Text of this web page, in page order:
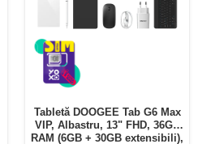
Tabletă DOOGEE Tab G6 Max
VIP, Albastru, 13" FHD, 36GB
RAM (6GB + 30GB extensibili),